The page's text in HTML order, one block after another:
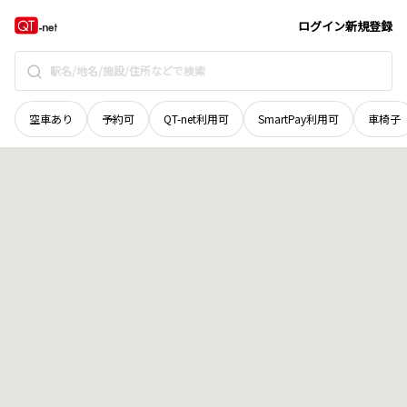
ログイン新規登録
空車あり 予約可 QT-net利用可 SmartPay利用可 車椅子
新潟県